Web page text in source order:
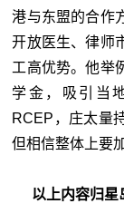
港与东盟的合作
开放医生、律师
工高优势。他举
学金，吸引当
RCEP，庄太量
但相信整体上要
以上内容归星